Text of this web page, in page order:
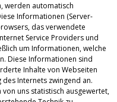
werden automatisch
Informationen (Server-
das verwendete
Service Providers und
um Informationen, welche
Diese Informationen sind
Inhalte von Webseiten
Internets zwingend an.
uns statistisch ausgewertet,